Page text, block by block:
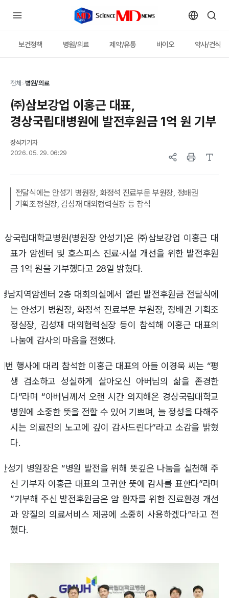
보건정책 병원/의료 제약/유통 바이오 약사/건식
전체 >병원/의료
㈜삼보강업 이홍근 대표,
경상국립대병원에 발전후원금 1억 원 기부
장석기기자
2026. 05. 29. 06:29
전달식에는 안성기 병원장, 화정석 진료부문 부원장, 정배권
기획조정실장, 김성재 대외협력실장 등 참석
상국립대학교병원(병원장 안성기)은 ㈜삼보강업 이홍근 대
표가 암센터 및 호스피스 진료·시설 개선을 위한 발전후원
금 1억 원을 기부했다고 28일 밝혔다.
남지역암센터 2층 대회의실에서 열린 발전후원금 전달식에
는 안성기 병원장, 화정석 진료부문 부원장, 정배권 기획조
정실장, 김성재 대외협력실장 등이 참석해 이홍근 대표의
나눔에 감사의 마음을 전했다.
번 행사에 대리 참석한 이홍근 대표의 아들 이경욱 씨는 “평
생 검소하고 성실하게 살아오신 아버님의 삶을 존경한
다”라며 “아버님께서 오랜 시간 의지해온 경상국립대학교
병원에 소중한 뜻을 전할 수 있어 기쁘며, 늘 정성을 다해주
시는 의료진의 노고에 깊이 감사드린다”라고 소감을 밝혔
다.
성기 병원장은 “병원 발전을 위해 뜻깊은 나눔을 실천해 주
신 기부자 이홍근 대표의 고귀한 뜻에 감사를 표한다”라며
“기부해 주신 발전후원금은 암 환자를 위한 진료환경 개선
과 양질의 의료서비스 제공에 소중히 사용하겠다”라고 전
했다.